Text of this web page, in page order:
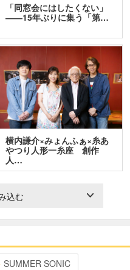
「同窓会にはしたくない」
――15年ぶりに集う「第…
横内謙介×みょんふぁ×糸あ
やつり人形一糸座 創作
人…
込む
SUMMER SONIC